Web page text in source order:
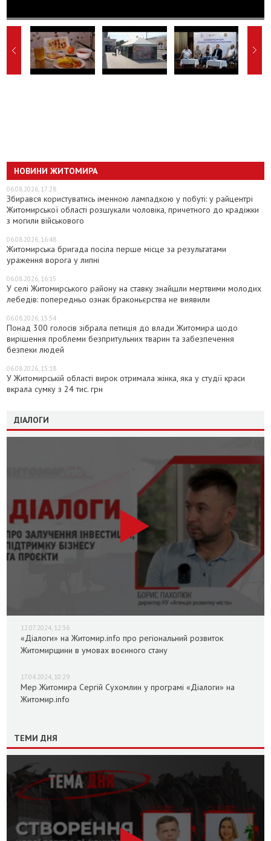
НОВИНИ ЖИТОМИРА
06.08.2026, 17:28
Збирався користуватись іменною лампадкою у побуті: у райцентрі
Житомирської області розшукали чоловіка, причетного до крадіжки
з могили військового
06.08.2026, 16:48
Житомирська бригада посіла перше місце за результатами
ураження ворога у липні
06.08.2026, 16:15
У селі Житомирського району на ставку знайшли мертвими молодих
лебедів: попередньо ознак браконьєрства не виявили
06.08.2026, 15:54
Понад 300 голосів зібрала петиція до влади Житомира щодо
вирішення проблеми безпритульних тварин та забезпечення
безпеки людей
06.08.2026, 15:18
У Житомирській області вирок отримала жінка, яка у студії краси
вкрала сумку з 24 тис. грн
ДІАЛОГИ
12.07.2024, 12:36
«Діалоги» на Житомир.info про регіональний розвиток
Житомирщини в умовах воєнного стану
17.04.2024, 10:29
Мер Житомира Сергій Сухомлин у програмі «Діалоги» на
Житомир.info
ТЕМИ ДНЯ